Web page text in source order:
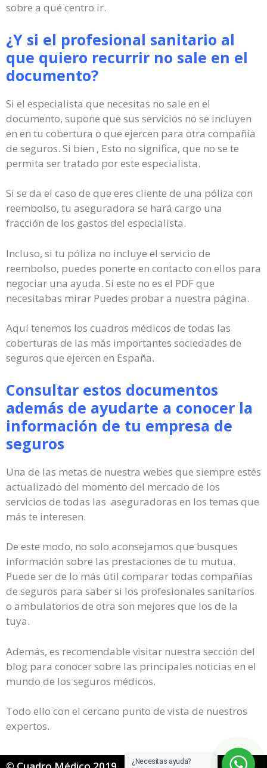
¿Necesitas ayuda?
sobre a qué centro ir.
¿Y si el profesional sanitario al
que quiero recurrir no sale en el
documento?
Si el especialista que necesitas no sale en el
documento, supone que sus servicios no se incluyen
en en tu cobertura o que ejercen para otra compañía
de seguros. Si bien , Esto no significa, que no se te
permita ser tratado por este especialista.
Si se da el caso de que eres cliente de una póliza con
reembolso, tu aseguradora se hará cargo una
fracción de los gastos del especialista.
Incluso, si tu póliza no incluye el servicio de
reembolso, puedes ponerte en contacto con ellos para
negociar una ayuda. Si este no es el PDF que
necesitabas mirar Puedes probar a nuestra página.
Aquí tenemos los cuadros médicos de todas las
coberturas de las más importantes sociedades de
seguros que ejercen en España.
Consultar estos documentos
además de ayudarte a conocer la
información de tu empresa de
seguros
Una de las metas de nuestra webes que siempre estés
actualizado del momento del mercado de los
servicios de todas las aseguradoras en los temas que
más te interesen.
De este modo, no solo aconsejamos que busques
información sobre las prestaciones de tu mutua.
Puede ser de lo más útil comparar todas compañías
de seguros para saber si los profesionales sanitarios
o ambulatorios de otra son mejores que los de la
tuya.
Además, es recomendable visitar nuestra sección del
blog para conocer sobre las principales noticias en el
mundo de los seguros médicos.
Todo ello con el cercano punto de vista de nuestros
expertos.